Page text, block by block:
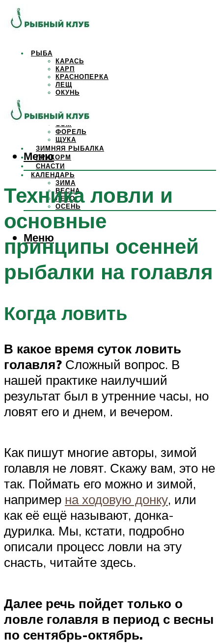
РЫБА
КАРАСЬ
КАРП
КРАСНОПЕРКА
ЛЕЩ
ОКУНЬ
САЗАН
СОМ
ФОРЕЛЬ
ЩУКА
ЗИМНЯЯ РЫБАЛКА
ПРИКОРМ
СНАСТИ
КАЛЕНДАРЬ
ЗИМА
ВЕСНА
ЛЕТО
ОСЕНЬ
Меню
Меню
Техника ловли и
основные
принципы осенней
рыбалки на голавля
Когда ловить
В какое время суток ловить
голавля? Сложный вопрос. В
нашей практике наилучший
результат был в утренние часы, но
ловят его и днем, и вечером.
Как пишут многие авторы, зимой
голавля не ловят. Скажу вам, это не
так. Поймать его можно и зимой,
например на ходовую донку, или
как её ещё называют, донка-
дурилка. Мы, кстати, подробно
описали процесс ловли на эту
снасть, читайте здесь.
Далее речь пойдет только о
ловле голавля в период с весны
по сентябрь-октябрь.